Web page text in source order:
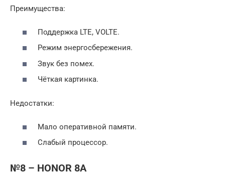
Преимущества:
Поддержка LTE, VOLTE.
Режим энергосбережения.
Звук без помех.
Чёткая картинка.
Недостатки:
Мало оперативной памяти.
Слабый процессор.
№8 – HONOR 8A